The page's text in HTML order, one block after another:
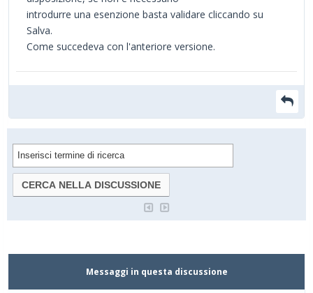
introdurre una esenzione basta validare cliccando su
Salva.
Come succedeva con l'anteriore versione.
Messaggi in questa discussione